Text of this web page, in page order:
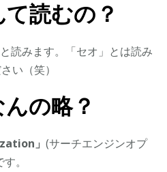
読むの？
読みます。「セオ」とは読み
い（笑）
の略？
」(サーチエンジンオプ
。